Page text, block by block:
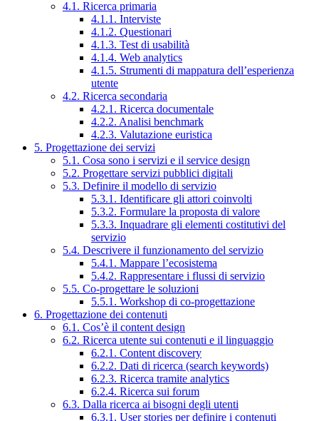
4.1. Ricerca primaria
4.1.1. Interviste
4.1.2. Questionari
4.1.3. Test di usabilità
4.1.4. Web analytics
4.1.5. Strumenti di mappatura dell’esperienza
utente
4.2. Ricerca secondaria
4.2.1. Ricerca documentale
4.2.2. Analisi benchmark
4.2.3. Valutazione euristica
5. Progettazione dei servizi
5.1. Cosa sono i servizi e il service design
5.2. Progettare servizi pubblici digitali
5.3. Definire il modello di servizio
5.3.1. Identificare gli attori coinvolti
5.3.2. Formulare la proposta di valore
5.3.3. Inquadrare gli elementi costitutivi del
servizio
5.4. Descrivere il funzionamento del servizio
5.4.1. Mappare l’ecosistema
5.4.2. Rappresentare i flussi di servizio
5.5. Co-progettare le soluzioni
5.5.1. Workshop di co-progettazione
6. Progettazione dei contenuti
6.1. Cos’è il content design
6.2. Ricerca utente sui contenuti e il linguaggio
6.2.1. Content discovery
6.2.2. Dati di ricerca (search keywords)
6.2.3. Ricerca tramite analytics
6.2.4. Ricerca sui forum
6.3. Dalla ricerca ai bisogni degli utenti
6.3.1. User stories per definire i contenuti